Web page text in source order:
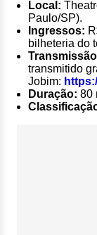
Local:
Paulo/SP).
Ingressos:
bilheteria do
transmitido
Jobim:
Duração: 80